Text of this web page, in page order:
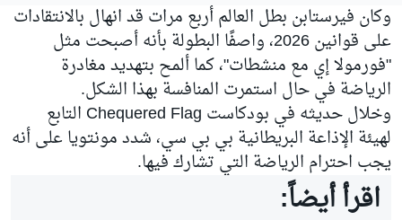
وكان فيرستابن بطل العالم أربع مرات قد انهال بالانتقادات
على قوانين 2026، واصفًا البطولة بأنه أصبحت مثل
"فورمولا إي مع منشطات"، كما ألمح بتهديد مغادرة
الرياضة في حال استمرت المنافسة بهذا الشكل.
وخلال حديثه في بودكاست Chequered Flag التابع
لهيئة الإذاعة البريطانية بي بي سي، شدد مونتويا على أنه
يجب احترام الرياضة التي تشارك فيها.
اقرأ أيضاً: